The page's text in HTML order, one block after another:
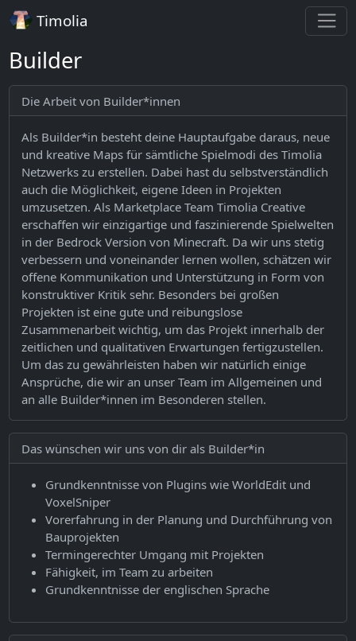
Timolia
Builder
Die Arbeit von Builder*innen
Als Builder*in besteht deine Hauptaufgabe daraus, neue
und kreative Maps für sämtliche Spielmodi des Timolia
Netzwerks zu erstellen. Dabei hast du selbstverständlich
auch die Möglichkeit, eigene Ideen in Projekten
umzusetzen. Als Marketplace Team Timolia Creative
erschaffen wir einzigartige und faszinierende Spielwelten
in der Bedrock Version von Minecraft. Da wir uns stetig
verbessern und voneinander lernen wollen, schätzen wir
offene Kommunikation und Unterstützung in Form von
konstruktiver Kritik sehr. Besonders bei großen
Projekten ist eine gute und reibungslose
Zusammenarbeit wichtig, um das Projekt innerhalb der
zeitlichen und qualitativen Erwartungen fertigzustellen.
Um das zu gewährleisten haben wir natürlich einige
Ansprüche, die wir an unser Team im Allgemeinen und
an alle Builder*innen im Besonderen stellen.
Das wünschen wir uns von dir als Builder*in
Grundkenntnisse von Plugins wie WorldEdit und
VoxelSniper
Vorerfahrung in der Planung und Durchführung von
Bauprojekten
Termingerechter Umgang mit Projekten
Fähigkeit, im Team zu arbeiten
Grundkenntnisse der englischen Sprache